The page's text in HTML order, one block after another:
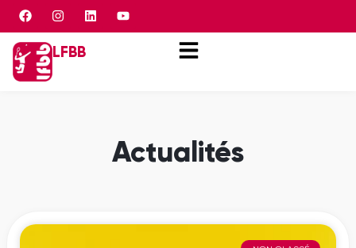
Panneau de gestion des cookies
LFBB
Actualités